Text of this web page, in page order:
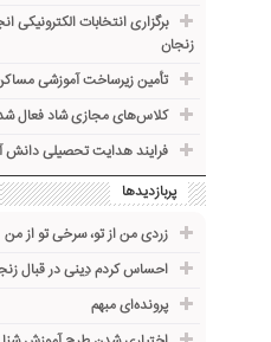
برگزاری انتخابات الکترونیکی
زنجان
تأمین زیرساخت آموزشی مساکن
کلاس‌های مجازی شاد فعال
فرایند هدایت تحصیلی دانش
پربازدیدها
زردی من از تو، سرخی تو از من
احساس کردم دِینی در قبال
پرونده‌ای مبهم